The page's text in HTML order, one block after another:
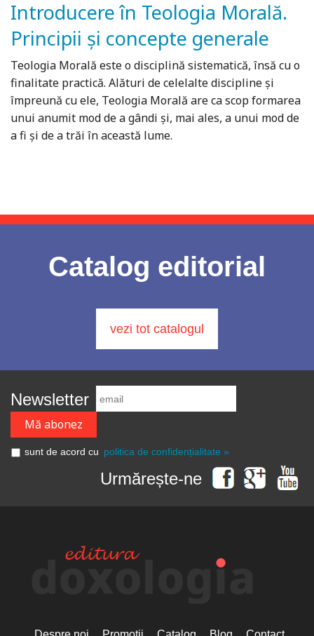
Introducere în Teologia Morală.
Principii și concepte generale
Teologia Morală este o disciplină sistematică, însă cu o
finalitate practică. Alături de celelalte discipline şi
împreună cu ele, Teologia Morală are ca scop formarea
unui anumit mod de a gândi şi, mai ales, a unui mod de
a fi şi de a trăi în această lume.
Catalog editorial
vezi tot catalogul
Newsletter
sunt de acord cu politica de confidențialitate »
Urmărește-ne